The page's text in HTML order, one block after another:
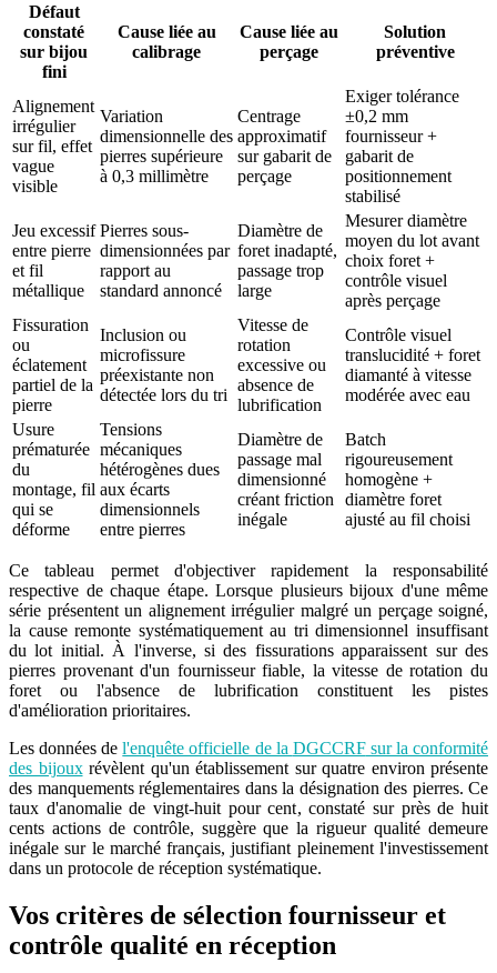
Défaut
constaté
sur bijou
fini
Cause liée au
calibrage
Cause liée au
perçage
Solution
préventive
Alignement
irrégulier
sur fil, effet
vague
visible
Variation
dimensionnelle des
pierres supérieure
à 0,3 millimètre
Centrage
approximatif
sur gabarit de
perçage
Exiger tolérance
±0,2 mm
fournisseur +
gabarit de
positionnement
stabilisé
Jeu excessif
entre pierre
et fil
métallique
Pierres sous-
dimensionnées par
rapport au
standard annoncé
Diamètre de
foret inadapté,
passage trop
large
Mesurer diamètre
moyen du lot avant
choix foret +
contrôle visuel
après perçage
Fissuration
ou
éclatement
partiel de la
pierre
Inclusion ou
microfissure
préexistante non
détectée lors du tri
Vitesse de
rotation
excessive ou
absence de
lubrification
Contrôle visuel
translucidité + foret
diamanté à vitesse
modérée avec eau
Usure
prématurée
du
montage, fil
qui se
déforme
Tensions
mécaniques
hétérogènes dues
aux écarts
dimensionnels
entre pierres
Diamètre de
passage mal
dimensionné
créant friction
inégale
Batch
rigoureusement
homogène +
diamètre foret
ajusté au fil choisi
Ce tableau permet d'objectiver rapidement la responsabilité
respective de chaque étape. Lorsque plusieurs bijoux d'une même
série présentent un alignement irrégulier malgré un perçage soigné,
la cause remonte systématiquement au tri dimensionnel insuffisant
du lot initial. À l'inverse, si des fissurations apparaissent sur des
pierres provenant d'un fournisseur fiable, la vitesse de rotation du
foret ou l'absence de lubrification constituent les pistes
d'amélioration prioritaires.
Les données del'enquête officielle de la DGCCRFsur la conformité
des bijouxrévèlent qu'un établissement sur quatre environ présente
des manquements réglementaires dans la désignation des pierres. Ce
taux d'anomalie de vingt-huit pour cent, constaté sur près de huit
cents actions de contrôle, suggère que la rigueur qualité demeure
inégale sur le marché français, justifiant pleinement l'investissement
dans un protocole de réception systématique.
Vos critères de sélection fournisseur et
contrôle qualité en réception